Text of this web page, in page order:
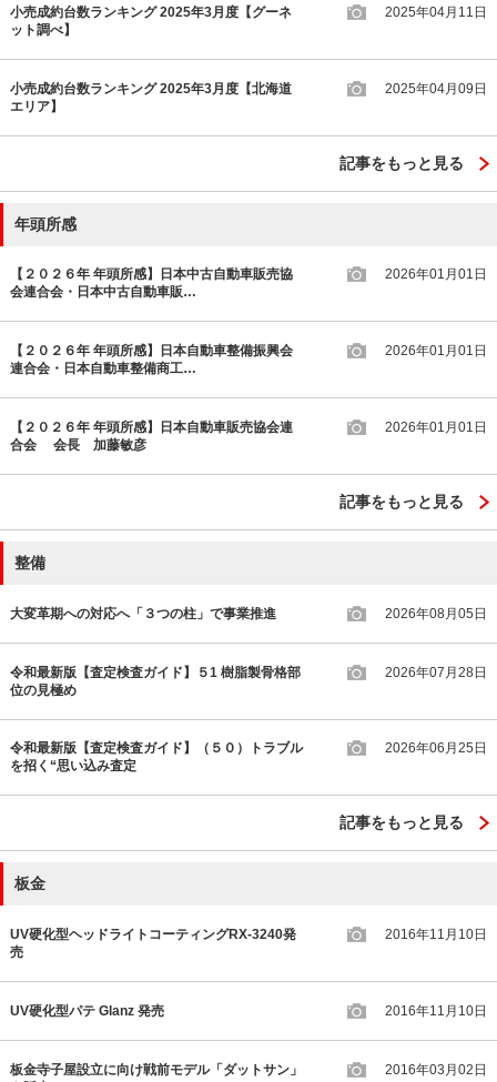
小売成約台数ランキング 2025年3月度【グーネ
ット調べ】
2025年04月11日
小売成約台数ランキング 2025年3月度【北海道
エリア】
2025年04月09日
記事をもっと見る
年頭所感
【２０２６年 年頭所感】日本中古自動車販売協
会連合会・日本中古自動車販…
2026年01月01日
【２０２６年 年頭所感】日本自動車整備振興会
連合会・日本自動車整備商工…
2026年01月01日
【２０２６年 年頭所感】日本自動車販売協会連
合会 会長 加藤敏彦
2026年01月01日
記事をもっと見る
整備
大変革期への対応へ「３つの柱」で事業推進 2026年08月05日
令和最新版【査定検査ガイド】５1 樹脂製骨格部
位の見極め
2026年07月28日
令和最新版【査定検査ガイド】（５０）トラブル
を招く“思い込み査定
2026年06月25日
記事をもっと見る
板金
UV硬化型ヘッドライトコーティングRX-3240発
売
2016年11月10日
UV硬化型パテ Glanz 発売 2016年11月10日
板金寺子屋設立に向け戦前モデル「ダットサン」
2016年03月02日